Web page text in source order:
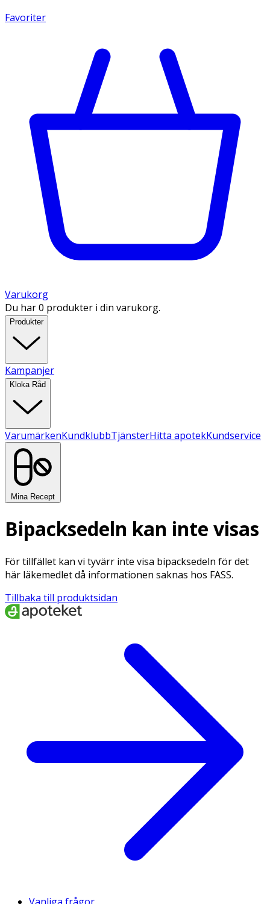
Favoriter
Varukorg
Du har 0 produkter i din varukorg.
Produkter
Kampanjer
Kloka Råd
VarumärkenKundklubbTjänsterHitta apotekKundservice
Mina Recept
Bipacksedeln kan inte visas
För tillfället kan vi tyvärr inte visa bipacksedeln för det
här läkemedlet då informationen saknas hos FASS.
Tillbaka till produktsidan